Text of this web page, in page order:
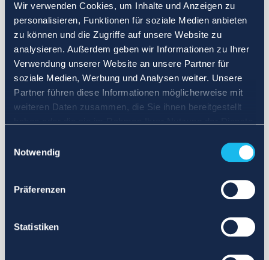
Wir verwenden Cookies, um Inhalte und Anzeigen zu
personalisieren, Funktionen für soziale Medien anbieten
zu können und die Zugriffe auf unsere Website zu
analysieren. Außerdem geben wir Informationen zu Ihrer
Verwendung unserer Website an unsere Partner für
soziale Medien, Werbung und Analysen weiter. Unsere
Partner führen diese Informationen möglicherweise mit
weiteren Daten zusammen, die Sie ihnen bereitgestellt
Notwendig
Präferenzen
Statistiken